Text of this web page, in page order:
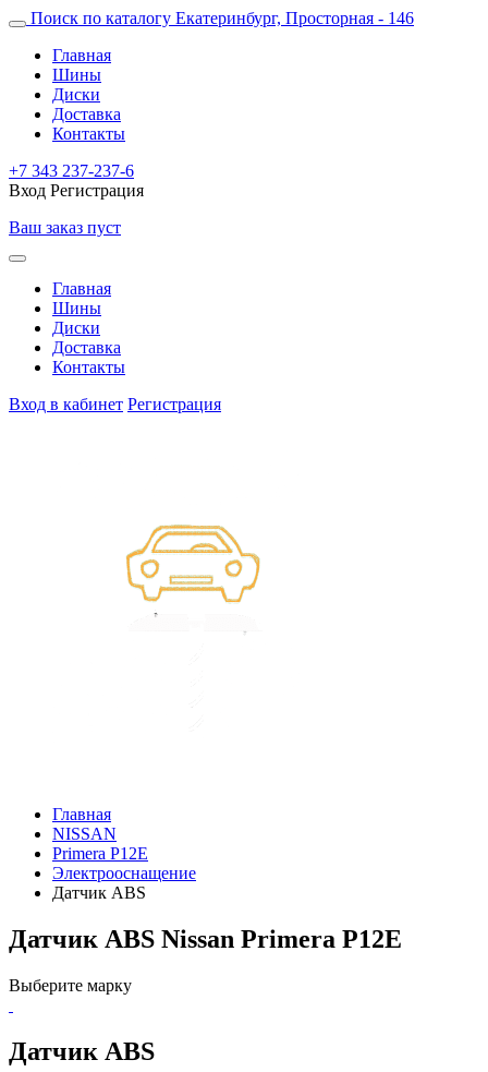
Поиск по каталогу Екатеринбург, Просторная - 146
Главная
Шины
Диски
Доставка
Контакты
+7 343 237-237-6
Вход Регистрация
Ваш заказ пуст
Главная
Шины
Диски
Доставка
Контакты
Вход в кабинет Регистрация
Главная
NISSAN
Primera P12E
Электрооснащение
Датчик ABS
Датчик ABS Nissan Primera P12E
Выберите марку
Датчик ABS